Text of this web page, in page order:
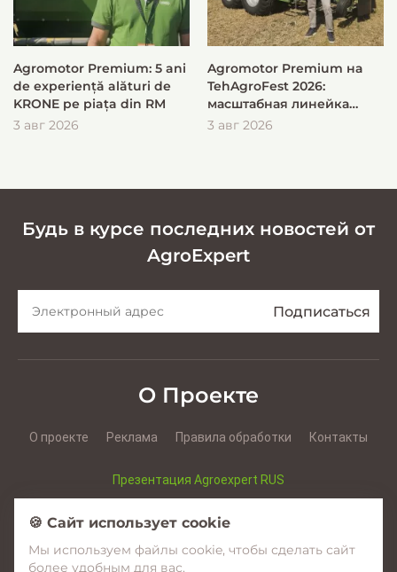
Agromotor Premium: 5 ani
de experiență alături de
KRONE pe piața din RM
3 авг 2026
Agromotor Premium на
TehAgroFest 2026:
масштабная линейка
KRONE для быстрой и
3 авг 2026
Будь в курсе последних новостей от
AgroExpert
О Проекте
О проекте Реклама Правила обработки Контакты
Презентация Agroexpert RUS
Facebook YouTube Instagram
🍪 Сайт использует cookie
Мы используем файлы cookie, чтобы сделать сайт
более удобным для вас.